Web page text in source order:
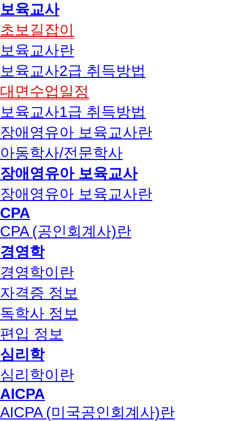
보육교사
초보길잡이
보육교사란
보육교사2급 취득방법
대면수업일정
보육교사1급 취득방법
장애영유아 보육교사란
아동학사/전문학사
장애영유아 보육교사
장애영유아 보육교사란
CPA
CPA (공인회계사)란
경영학
경영학이란
자격증 정보
독학사 정보
편입 정보
심리학
심리학이란
AICPA
AICPA (미국공인회계사)란